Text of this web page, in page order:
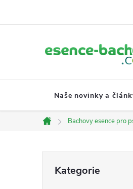
Naše novinky a
Domů
Bachovy esence pro
kategorie
Kategorie